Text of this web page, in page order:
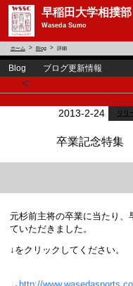
早稲田大学相撲部
Waseda Sumo
ホーム Blog 詳細
Blog ブログ更新情報
<
2013-2-24 リリ
卒業記念特集
元杉前主将の卒業に当たり
ていただきました。
↓をクリックしてください。